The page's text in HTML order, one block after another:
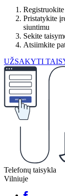
Pristatykite
siuntimu
Sekite
Atsiimkite
UŽSAKYTI
Telefonų taisykla
Vilniuje